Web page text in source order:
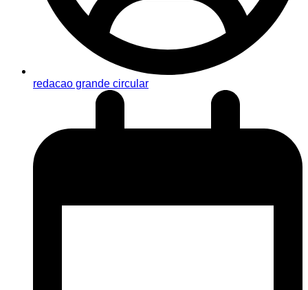
redacao grande circular